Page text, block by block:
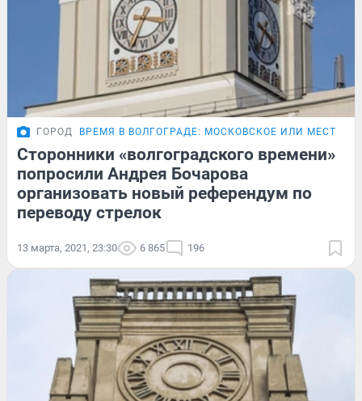
ГОРОД ВРЕМЯ В ВОЛГОГРАДЕ: МОСКОВСКОЕ ИЛИ
Сторонники «волгоградского времени»
попросили Андрея Бочарова
организовать новый референдум по
переводу стрелок
13 марта, 2021, 23:30 6 865 196